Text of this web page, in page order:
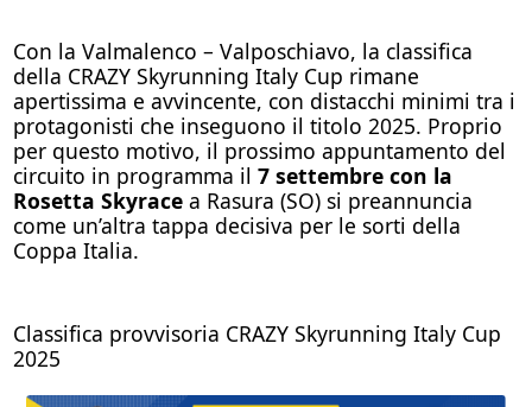
Con la Valmalenco – Valposchiavo, la classifica
della CRAZY Skyrunning Italy Cup rimane
apertissima e avvincente, con distacchi minimi tra i
protagonisti che inseguono il titolo 2025. Proprio
per questo motivo, il prossimo appuntamento del
circuito in programma il 7 settembre con la
Rosetta Skyracea Rasura (SO) si preannuncia
come un’altra tappa decisiva per le sorti della
Coppa Italia.
Classifica provvisoria CRAZY Skyrunning Italy Cup
2025